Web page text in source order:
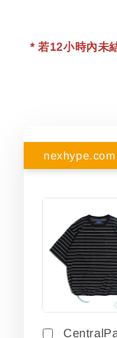
* 若12小時內未